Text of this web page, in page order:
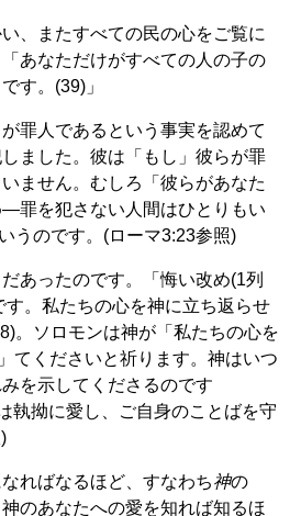
、またすべての民の心をご覧に
あなただけがすべての人の子の
す。(39)」
罪人であるという事実を認めて
ました。彼は「もし」彼らが罪
ません。むしろ「彼らがあなた
罪を犯さない人間はひとりもい
うのです。(ローマ3:23参照)
あったのです。「悔い改め(1列
。私たちの心を神に立ち返らせ
。ソロモンは神が「私たちの心を
てくださいと祈ります。神はいつ
を示してくださるのです
執拗に愛し、ご自身のことばを守
ればなるほど、すなわち神の
のあなたへの愛を知れば知るほ